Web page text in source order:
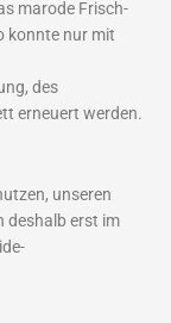
marode Frisch-
konnte nur mit
des
erneuert werden.
unseren
deshalb erst im